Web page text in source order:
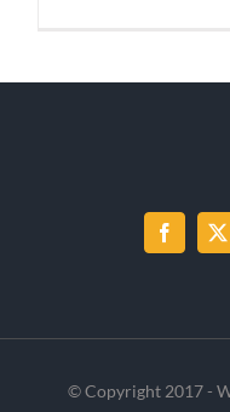
© Copyright 2017 -